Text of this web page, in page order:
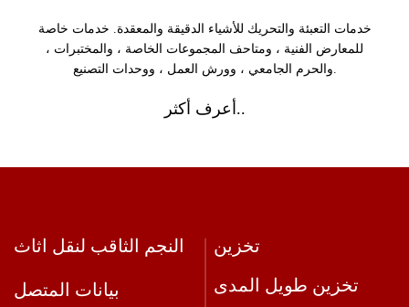
خدمات التعبئة والتحريك للأشياء الدقيقة والمعقدة. خدمات خاصة
للمعارض الفنية ، ومتاحف المجموعات الخاصة ، والمختبرات ،
والحرم الجامعي ، وورش العمل ، ووحدات التصنيع.
أعرف أكثر..
النجم الثاقب لنقل اثاث
بيانات المتصل
تخزين
تخزين طويل المدى